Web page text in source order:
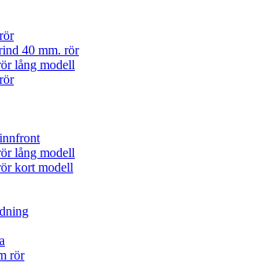
40 mm. rör
lång modell
lång modell
kort modell
rör